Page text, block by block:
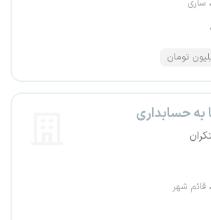
ساری
حسابداری
قائم شهر